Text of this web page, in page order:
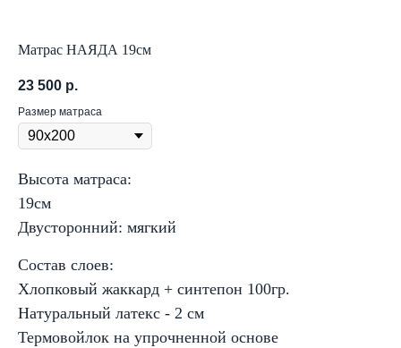
Матрас НАЯДА 19см
23 500 р.
Размер матраса
Высота матраса:
19см
Двусторонний: мягкий
Состав слоев:
Хлопковый жаккард + синтепон 100гр.
Натуральный латекс - 2 см
Термовойлок на упрочненной основе